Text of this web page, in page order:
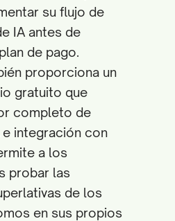
su flujo de
IA antes de
de pago.
proporciona un
gratuito que
completo de
integración con
a los
probar las
de los
en sus propios